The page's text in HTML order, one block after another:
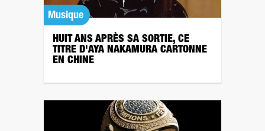
Musique
HUIT ANS APRÈS SA SORTIE, CE
TITRE D'AYA NAKAMURA CARTONNE
EN CHINE